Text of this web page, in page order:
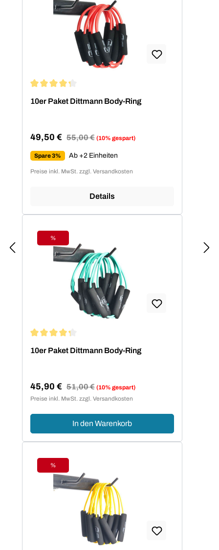
10er Paket Dittmann Body-Ring
Verkaufspreis:
49,50 € Regulärer Preis:
55,00 € (10% gespart)
Spare 3% Ab +2 Einheiten
Preise inkl. MwSt. zzgl. Versandkosten
Details
Rabatt
%
10er Paket Dittmann Body-Ring
Verkaufspreis:
45,90 € Regulärer Preis:
51,00 € (10% gespart)
Preise inkl. MwSt. zzgl. Versandkosten
In den Warenkorb
Rabatt
%